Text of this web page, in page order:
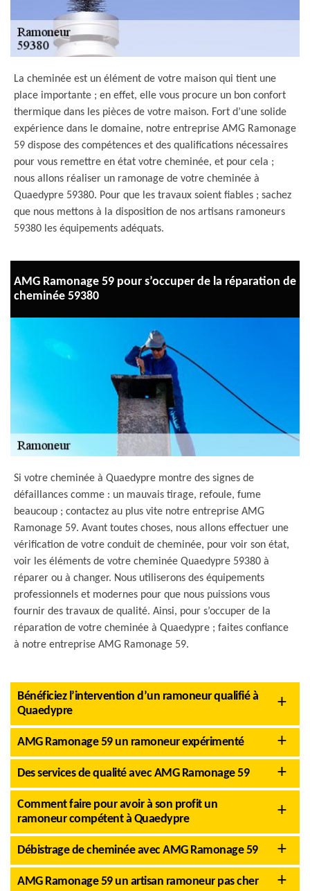
La cheminée est un élément de votre maison qui tient une
place importante ; en effet, elle vous procure un bon confort
thermique dans les pièces de votre maison. Fort d’une solide
expérience dans le domaine, notre entreprise AMG Ramonage
59 dispose des compétences et des qualifications nécessaires
pour vous remettre en état votre cheminée, et pour cela ;
nous allons réaliser un ramonage de votre cheminée à
Quaedypre 59380. Pour que les travaux soient fiables ; sachez
que nous mettons à la disposition de nos artisans ramoneurs
59380 les équipements adéquats.
AMG Ramonage 59 pour s’occuper de la réparation de
cheminée 59380
Si votre cheminée à Quaedypre montre des signes de
défaillances comme : un mauvais tirage, refoule, fume
beaucoup ; contactez au plus vite notre entreprise AMG
Ramonage 59. Avant toutes choses, nous allons effectuer une
vérification de votre conduit de cheminée, pour voir son état,
voir les éléments de votre cheminée Quaedypre 59380 à
réparer ou à changer. Nous utiliserons des équipements
professionnels et modernes pour que nous puissions vous
fournir des travaux de qualité. Ainsi, pour s’occuper de la
réparation de votre cheminée à Quaedypre ; faites confiance
à notre entreprise AMG Ramonage 59.
Bénéficiez l’intervention d’un ramoneur qualifié à
Quaedypre
AMG Ramonage 59 un ramoneur expérimenté
Des services de qualité avec AMG Ramonage 59
Comment faire pour avoir à son profit un
ramoneur compétent à Quaedypre
Débistrage de cheminée avec AMG Ramonage 59
AMG Ramonage 59 un artisan ramoneur pas cher